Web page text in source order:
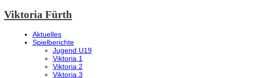
Viktoria Fürth
Aktuelles
Spielberichte
Jugend U19
Viktoria 1
Viktoria 2
Viktoria 3